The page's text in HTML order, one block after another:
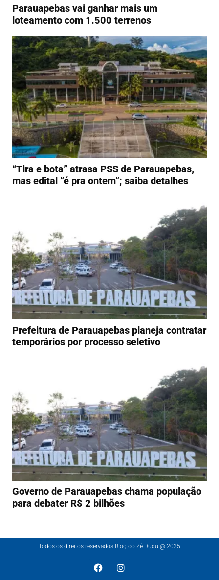
Parauapebas vai ganhar mais um
loteamento com 1.500 terrenos
“Tira e bota” atrasa PSS de Parauapebas,
mas edital “é pra ontem”; saiba detalhes
Prefeitura de Parauapebas planeja contratar
temporários por processo seletivo
Governo de Parauapebas chama população
para debater R$ 2 bilhões
Todos os direitos reservados Blog do Zé Dudu @ 2025